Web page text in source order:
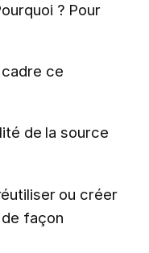
? Pour
ce
de la source
ou créer
façon